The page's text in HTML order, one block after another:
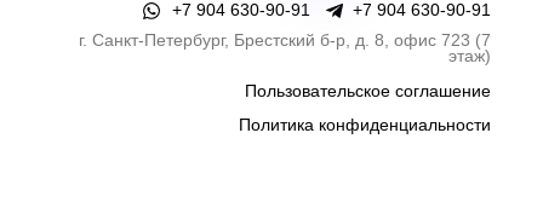
+7 904 630-90-91
+7 904 630-90-91
г. Санкт-Петербург, Брестский б-р, д. 8, офис 723 (7
этаж)
Пользовательское соглашение
Политика конфиденциальности